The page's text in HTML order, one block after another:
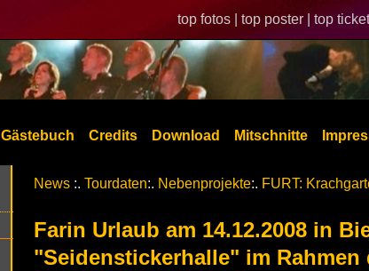
top fotos | top poster | top
Gästebuch Credits Download Mitschnitte
News :. Tourdaten:. Nebenprojekte:. FURT:
Farin Urlaub am 14.12.2008 in
"Seidenstickerhalle" im Rahmen